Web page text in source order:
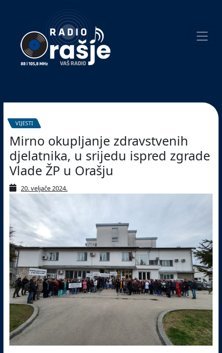
website!
VIJESTI
Mirno okupljanje zdravstvenih
djelatnika, u srijedu ispred zgrade
Vlade ŽP u Orašju
20. veljače 2024.